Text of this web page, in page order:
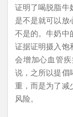
证明了喝脱脂牛
是不是就可以放
不是的。牛奶中
证据证明摄入饱
会增加心血管
说，之所以提倡
重，而是为了减
风险。